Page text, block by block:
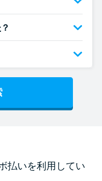
Q&A
分で借りられるカ
払いを利用してい